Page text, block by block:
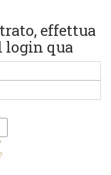
effettua
qua